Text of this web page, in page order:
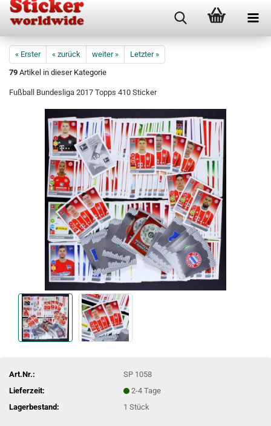
« Erster « zurück weiter »
Letzter »
79 Artikel in dieser Kategorie
Fußball Bundesliga 2017 Topps 410 Sticker
Art.Nr.:
SP 1058
Lieferzeit:
2-4 Tage
Lagerbestand:
1Stück